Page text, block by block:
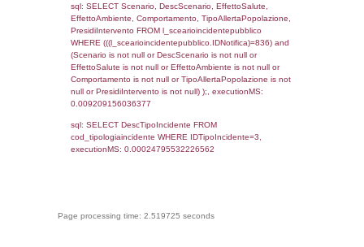
reg_f_territori_limitrofi.Denominazione,
_limitrofi.DescAltro FROM
JOIN cod_territori_tipologia ON
(reg_f_territori_limitrofi.IDTipologiaTerritorio =
cod_territori_tipologia.IDTipologiaTerritorio)
(reg_f_territori_limitrofi.IDTipoTerritorio =
cod_territori_tipologia.IDTerritorioTP)